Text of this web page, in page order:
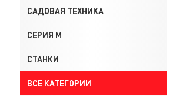
САДОВАЯ ТЕХНИКА
СЕРИЯ M
СТАНКИ
ВСЕ КАТЕГОРИИ